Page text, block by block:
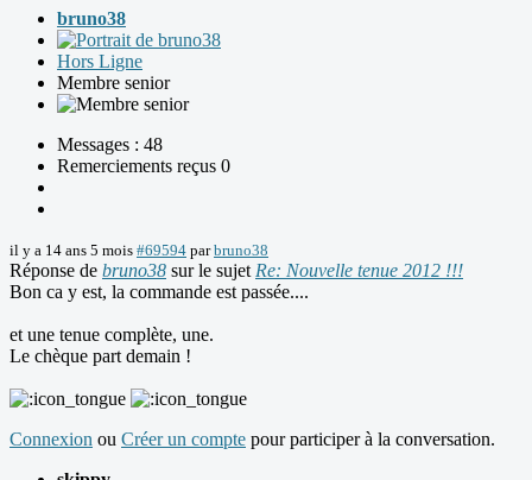
bruno38
Hors Ligne
Membre senior
Messages : 48
Remerciements reçus 0
il y a 14 ans 5 mois #69594 parbruno38
Réponse de bruno38 sur le sujet Re: Nouvelle tenue 2012 !!!
Bon ca y est, la commande est passée....
et une tenue complète, une.
Le chèque part demain !
Connexion ou Créer un compte pour participer à la conversation.